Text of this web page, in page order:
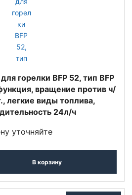
горелки BFP 52, тип BFP
вращение против ч/
легкие виды топлива,
24л/ч
уточняйте
В корзину